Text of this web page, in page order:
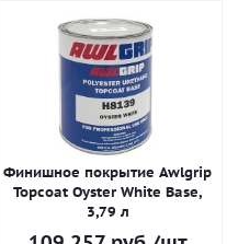
Финишное покрытие Awlgrip
Topcoat Oyster White Base,
3,79 л